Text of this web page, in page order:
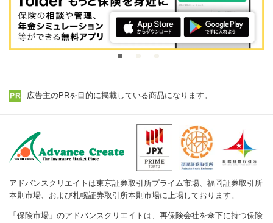
広告主のPRを目的に掲載している商品になります。
アドバンスクリエイトは東京証券取引所プライム市場、福岡証券取引所
本則市場、および札幌証券取引所本則市場に上場しております。
「保険市場」のアドバンスクリエイトは、再保険会社を傘下に持つ保険